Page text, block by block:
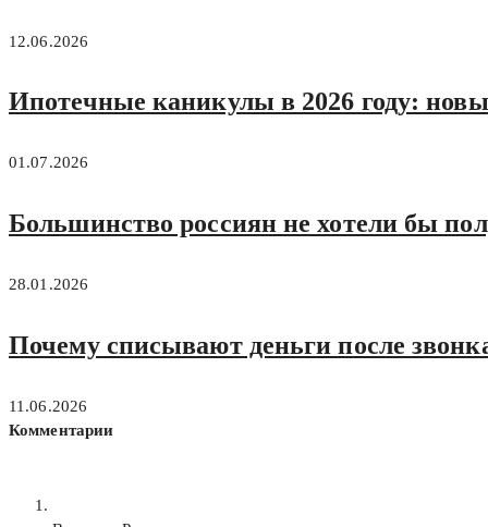
12.06.2026
Ипотечные каникулы в 2026 году:
01.07.2026
Большинство россиян не хотели бы
28.01.2026
Почему списывают деньги после
11.06.2026
Комментарии